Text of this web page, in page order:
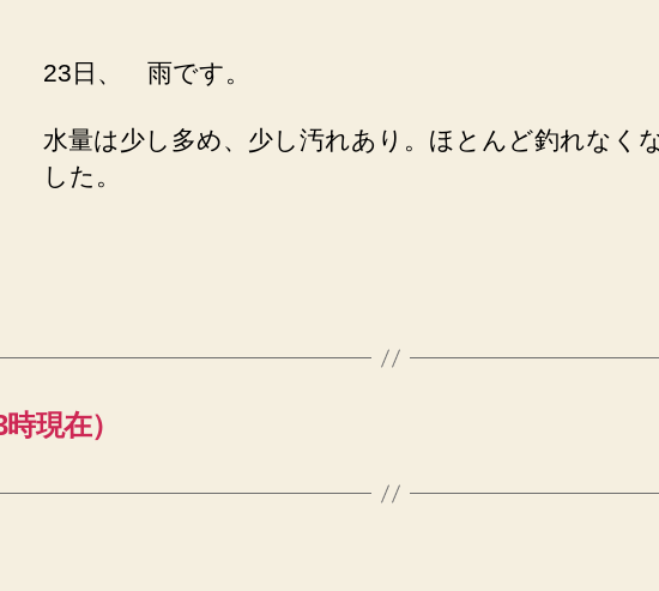
現
23日、 雨です。
水量は少し多め、少し汚れあり。ほとんど釣れなく
した。
現在）